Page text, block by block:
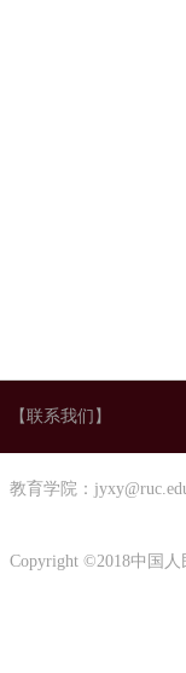
【联系我们】
教育学院：
Copyright ©2018中国